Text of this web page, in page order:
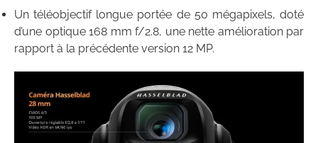
Un téléobjectif longue portée de 50 mégapixels, doté
d’une optique 168 mm f/2.8, une nette amélioration par
rapport à la précédente version 12 MP.